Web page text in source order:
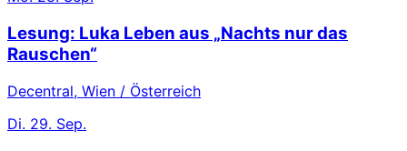
Lesung: Luka Leben aus „Nachts nur das
Rauschen“
Decentral, Wien / Österreich
Di. 29. Sep.